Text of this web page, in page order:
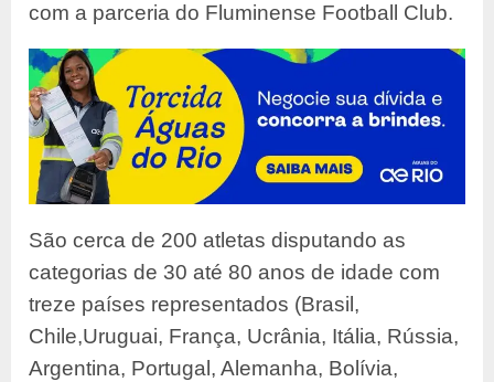
com a parceria do Fluminense Football Club.
São cerca de 200 atletas disputando as
categorias de 30 até 80 anos de idade com
treze países representados (Brasil,
Chile,Uruguai, França, Ucrânia, Itália, Rússia,
Argentina, Portugal, Alemanha, Bolívia,